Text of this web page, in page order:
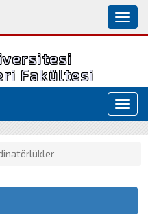
Üniversitesi
Fakültesi